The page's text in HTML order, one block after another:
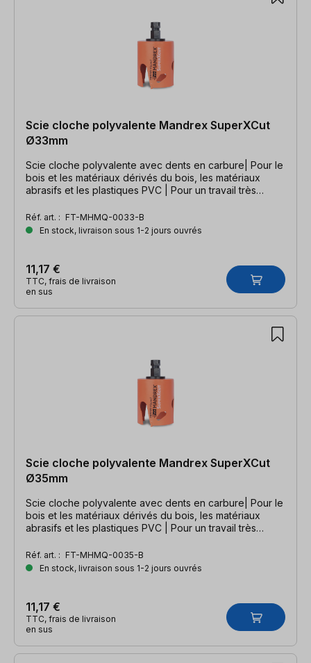
Scie cloche polyvalente Mandrex SuperXCut
Ø33mm
Scie cloche polyvalente avec dents en carbure| Pour le
bois et les matériaux dérivés du bois, les matériaux
abrasifs et les plastiques PVC | Pour un travail très
Réf. art. : FT-MHMQ-0033-B
En stock, livraison sous 1-2 jours ouvrés
11,17 €
TTC, frais de livraison
en sus
Scie cloche polyvalente Mandrex SuperXCut
Ø35mm
Scie cloche polyvalente avec dents en carbure| Pour le
bois et les matériaux dérivés du bois, les matériaux
abrasifs et les plastiques PVC | Pour un travail très
Réf. art. : FT-MHMQ-0035-B
En stock, livraison sous 1-2 jours ouvrés
11,17 €
TTC, frais de livraison
en sus